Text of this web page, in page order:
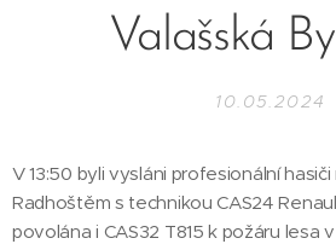
Valašská
10.05.2024
V 13:50 byli vysláni profesionální
Radhoštěm s technikou CAS24
povolána i CAS32 T815 k požáru lesa